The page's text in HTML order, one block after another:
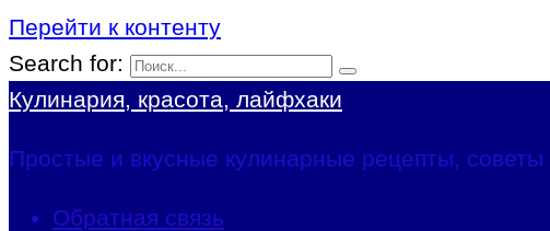
Перейти к контенту
Search for:
Кулинария, красота, лайфхаки
Простые и вкусные кулинарные рецепты,
Обратная связь